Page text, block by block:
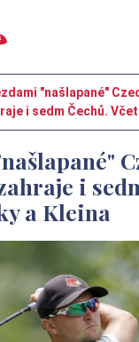
"našlapané"
i sedm Čechů.
i
a Kleina